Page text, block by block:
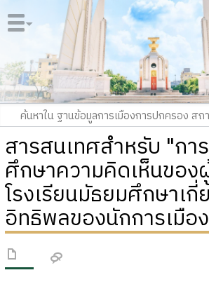
สารสนเทศสำหรับ "การ
ศึกษาความคิดเห็นของ
โรงเรียนมัธยมศึกษาเกี่
อิทธิพลของนักการเมือ